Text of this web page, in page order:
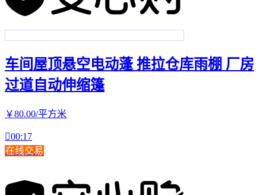
车间屋顶悬空电动蓬 推拉仓库雨棚 厂房
过道自动伸缩篷
￥80.00/平方米
00:17
在线交易